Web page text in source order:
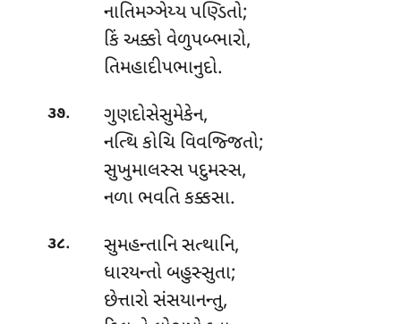
નાતિમઞ્ઞેય્ય પણ્ડિતો;
કિં અક્કો વેળુપબ્ભારો,
તિમહાદીપભાનુદો.
૩૭.
ગુણદોસેસુમેકેન,
નત્થિ કોચિ વિવજ્જિતો;
સુખુમાલસ્સ પદુમસ્સ,
નળા ભવતિ કક્કસા.
૩૮. સુમહન્તાનિસત્થાનિ,
ધારયન્તો બહુસ્સુતા;
છેત્તારો સંસયાનન્તુ,